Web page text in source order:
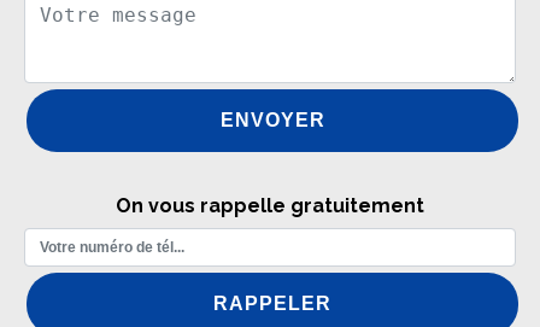
On vous rappelle gratuitement